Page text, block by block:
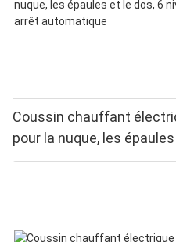
Coussin chauffant
pour la nuque, les
chaleur, 4 minuteries,